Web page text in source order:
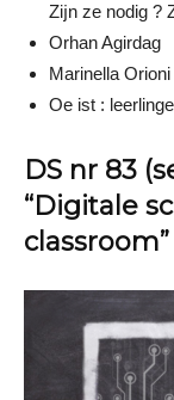
Zĳn ze nodig ?
Orhan Agirdag
Marinella
Oe ist :
DS nr 83
“Digitale
classroom”